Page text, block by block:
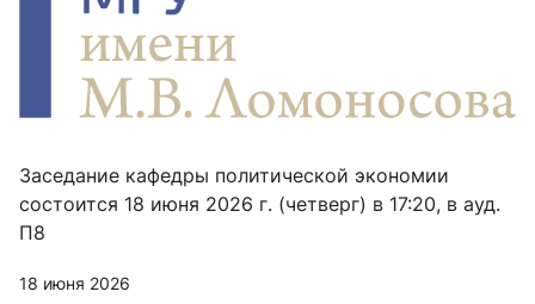
Заседание кафедры политической экономии
состоится 18 июня 2026 г. (четверг) в 17:20, в ауд.
П8
18 июня 2026